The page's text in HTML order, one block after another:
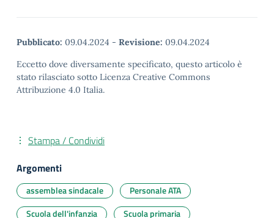
Pubblicato: 09.04.2024 - Revisione: 09.04.2024
Eccetto dove diversamente specificato, questo articolo è
stato rilasciato sotto Licenza Creative Commons
Attribuzione 4.0 Italia.
Stampa / Condividi
Argomenti
assemblea sindacale
Personale ATA
Scuola dell'infanzia
Scuola primaria